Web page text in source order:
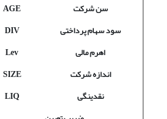
سن شرکت
AGE
سود سهام پرداختی
DIV
اهرم مالی
Lev
اندازه شرکت
SIZE
نقدینگی
LIQ